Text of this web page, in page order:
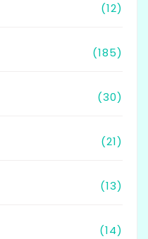
(12)
(185)
(30)
(21)
(13)
(14)